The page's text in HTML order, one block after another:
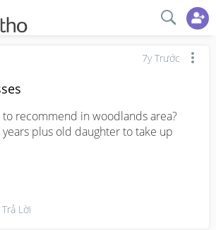
7y Trước
recommend in woodlands area?
plus old daughter to take up
Trả Lời